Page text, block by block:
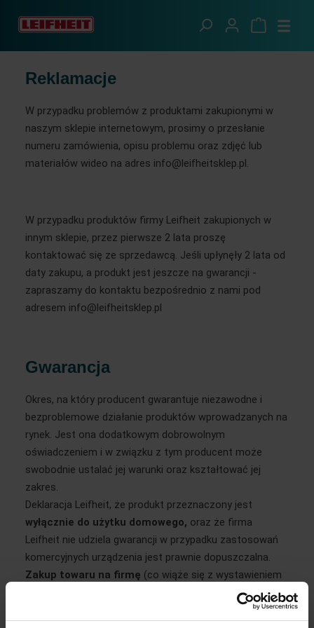
Przejdź do głównej zawartości
Reklamacje
W przypadku problemów z produktami zakupionymi w
naszym sklepie internetowym, prosimy o przesłanie
numeru zamówienia, opisu problemu oraz zdjęć lub
materiałów wideo na adres info@leifheitsklep.pl.
W przypadku produktów firmy Leifheit zakupionych w
innym sklepie, przez pierwsze 2 lata proszę
kontaktować się ze sprzedawcą. Jeśli upłynęły 2 lata od
daty zakupu, a produkt jest jeszcze na gwarancji -
zapraszamy do kontaktu bezpośrednio z nami pod
adresem info@leifheitsklep.pl
Gwarancja
Okres, na który producent gwarantuje niezawodne i
bezproblemowe działanie produktów wprowadzanych na
rynek. Jest ona dodatkowym dobrowolnym
oświadczeniem i w związku z tym producent może
swobodnie ustalać jej warunki oraz kształtować jej
zakres.
wyłącznie do użytku domowego, oraz że firma
Leifheit nie udziela gwarancji w przypadku zastosowań
Zakup towaru na firmę (co wiąże się z wystawieniem
faktury VAT) rodzi domniemanie, że towar został
zakupiony w związku z prowadzoną działalnością